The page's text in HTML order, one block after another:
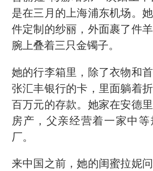
是在三月的上海浦东机场。
件定制的纱丽，外面裹了件
腕上叠着三只金镯子。
她的行李箱里，除了衣物和
张汇丰银行的卡，里面躺着
百万元的存款。她家在安德
房产，父亲经营着一家中
厂。
来中国之前，她的闺蜜拉妮